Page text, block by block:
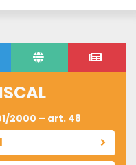
2000 – art. 48